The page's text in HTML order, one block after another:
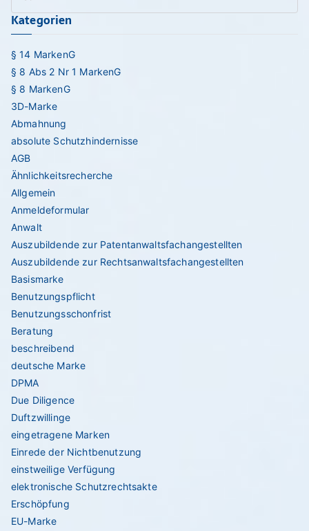
Kategorien
§ 14 MarkenG
§ 8 Abs 2 Nr 1 MarkenG
§ 8 MarkenG
3D-Marke
Abmahnung
absolute Schutzhindernisse
AGB
Ähnlichkeitsrecherche
Allgemein
Anmeldeformular
Anwalt
Auszubildende zur Patentanwaltsfachangestellten
Auszubildende zur Rechtsanwaltsfachangestellten
Basismarke
Benutzungspflicht
Benutzungsschonfrist
Beratung
beschreibend
deutsche Marke
DPMA
Due Diligence
Duftzwillinge
eingetragene Marken
Einrede der Nichtbenutzung
einstweilige Verfügung
elektronische Schutzrechtsakte
Erschöpfung
EU-Marke